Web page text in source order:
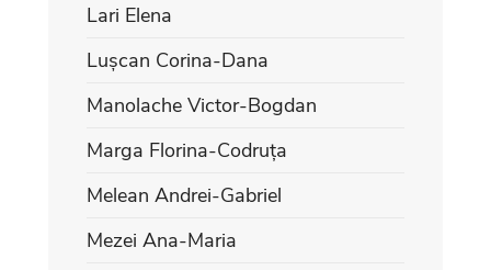
Lari Elena
Lușcan Corina-Dana
Manolache Victor-Bogdan
Marga Florina-Codruța
Melean Andrei-Gabriel
Mezei Ana-Maria